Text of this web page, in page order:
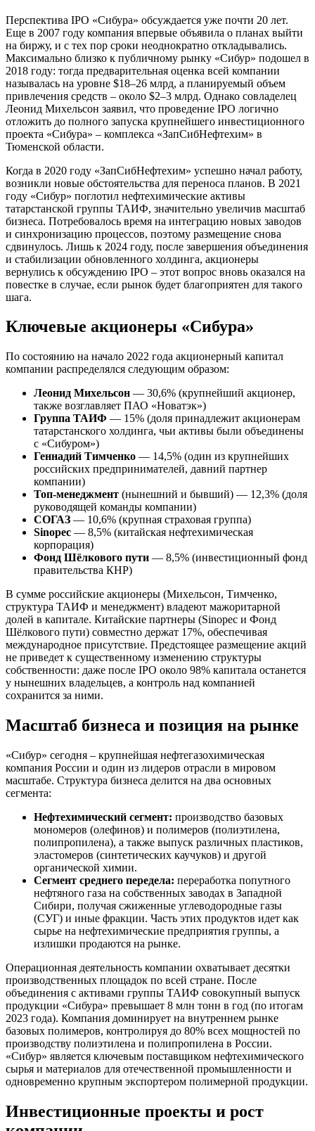
Перспектива IPO «Сибура» обсуждается уже почти 20 лет.
Еще в 2007 году компания впервые объявила о планах выйти
на биржу, и с тех пор сроки неоднократно откладывались.
Максимально близко к публичному рынку «Сибур» подошел в
2018 году: тогда предварительная оценка всей компании
называлась на уровне $18–26 млрд, а планируемый объем
привлечения средств – около $2–3 млрд. Однако совладелец
Леонид Михельсон заявил, что проведение IPO логично
отложить до полного запуска крупнейшего инвестиционного
проекта «Сибура» – комплекса «ЗапСибНефтехим» в
Тюменской области.
Когда в 2020 году «ЗапСибНефтехим» успешно начал работу,
возникли новые обстоятельства для переноса планов. В 2021
году «Сибур» поглотил нефтехимические активы
татарстанской группы ТАИФ, значительно увеличив масштаб
бизнеса. Потребовалось время на интеграцию новых заводов
и синхронизацию процессов, поэтому размещение снова
сдвинулось. Лишь к 2024 году, после завершения объединения
и стабилизации обновленного холдинга, акционеры
вернулись к обсуждению IPO – этот вопрос вновь оказался на
повестке в случае, если рынок будет благоприятен для такого
шага.
Ключевые акционеры «Сибура»
По состоянию на начало 2022 года акционерный капитал
компании распределялся следующим образом:
Леонид Михельсон — 30,6% (крупнейший акционер,
также возглавляет ПАО «Новатэк»)
Группа ТАИФ — 15% (доля принадлежит акционерам
татарстанского холдинга, чьи активы были объединены
с «Сибуром»)
Геннадий Тимченко — 14,5% (один из крупнейших
российских предпринимателей, давний партнер
компании)
Топ-менеджмент (нынешний и бывший) — 12,3% (доля
руководящей команды компании)
СОГАЗ — 10,6% (крупная страховая группа)
Sinopec — 8,5% (китайская нефтехимическая
корпорация)
Фонд Шёлкового пути — 8,5% (инвестиционный фонд
правительства КНР)
В сумме российские акционеры (Михельсон, Тимченко,
структура ТАИФ и менеджмент) владеют мажоритарной
долей в капитале. Китайские партнеры (Sinopec и Фонд
Шёлкового пути) совместно держат 17%, обеспечивая
международное присутствие. Предстоящее размещение акций
не приведет к существенному изменению структуры
собственности: даже после IPO около 98% капитала останется
у нынешних владельцев, а контроль над компанией
сохранится за ними.
Масштаб бизнеса и позиция на рынке
«Сибур» сегодня – крупнейшая нефтегазохимическая
компания России и один из лидеров отрасли в мировом
масштабе. Структура бизнеса делится на два основных
сегмента:
Нефтехимический сегмент: производство базовых
мономеров (олефинов) и полимеров (полиэтилена,
полипропилена), а также выпуск различных пластиков,
эластомеров (синтетических каучуков) и другой
органической химии.
Сегмент среднего передела: переработка попутного
нефтяного газа на собственных заводах в Западной
Сибири, получая сжиженные углеводородные газы
(СУГ) и иные фракции. Часть этих продуктов идет как
сырье на нефтехимические предприятия группы, а
излишки продаются на рынке.
Операционная деятельность компании охватывает десятки
производственных площадок по всей стране. После
объединения с активами группы ТАИФ совокупный выпуск
продукции «Сибура» превышает 8 млн тонн в год (по итогам
2023 года). Компания доминирует на внутреннем рынке
базовых полимеров, контролируя до 80% всех мощностей по
производству полиэтилена и полипропилена в России.
«Сибур» является ключевым поставщиком нефтехимического
сырья и материалов для отечественной промышленности и
одновременно крупным экспортером полимерной продукции.
Инвестиционные проекты и рост